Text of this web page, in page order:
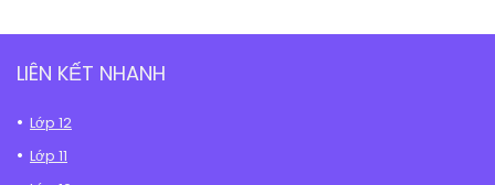
LIÊN KẾT NHANH
Lớp 12
Lớp 11